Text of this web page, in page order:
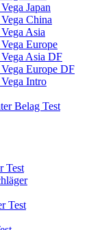
Japan
China
Asia
Europe
Asia DF
Europe DF
Intro
Belag Test
Test
Test